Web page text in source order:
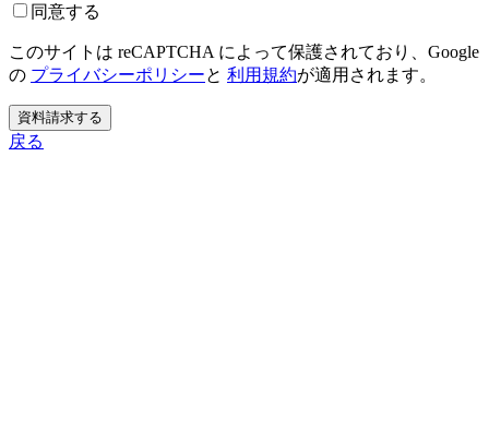
同意する
このサイトは reCAPTCHA によって保護されており、Google
の プライバシーポリシーと 利用規約が適用されます。
資料請求する
戻る